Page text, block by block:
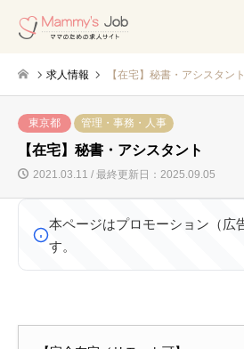
求人情報 【在宅】秘書・アシスタント
東京都 管理・事務・人事
【在宅】秘書・アシスタント
2021.03.11 / 最終更新日：2025.09.05
本ページはプロモーション（広
す。